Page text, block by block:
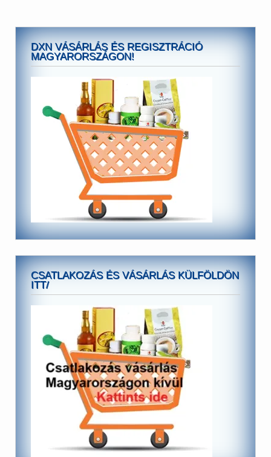
DXN VÁSÁRLÁS ÉS REGISZTRÁCIÓ
MAGYARORSZÁGON!
CSATLAKOZÁS ÉS VÁSÁRLÁS KÜLFÖLDÖN
ITT/